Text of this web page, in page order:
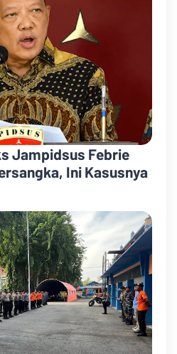
Jampidsus Febrie
Ini Kasusnya